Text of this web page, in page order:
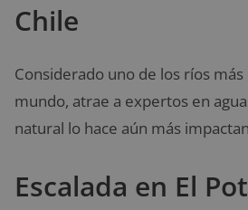
Chile
Considerado uno de los ríos
mundo, atrae a expertos en
natural lo hace aún más
Escalada en El